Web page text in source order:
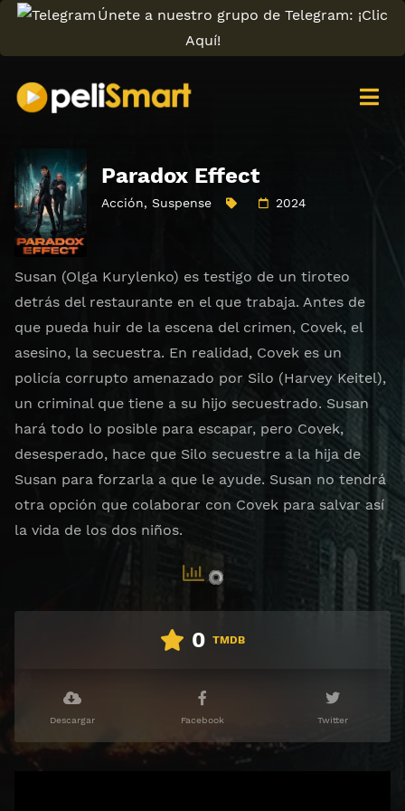
Únete a nuestro grupo de Telegram: ¡Clic
Aquí!
Paradox Effect
Acción, Suspense 2024
Susan (Olga Kurylenko) es testigo de un tiroteo
detrás del restaurante en el que trabaja. Antes de
que pueda huir de la escena del crimen, Covek, el
asesino, la secuestra. En realidad, Covek es un
policía corrupto amenazado por Silo (Harvey Keitel),
un criminal que tiene a su hijo secuestrado. Susan
hará todo lo posible para escapar, pero Covek,
desesperado, hace que Silo secuestre a la hija de
Susan para forzarla a que le ayude. Susan no tendrá
otra opción que colaborar con Covek para salvar así
la vida de los dos niños.
0 TMDB
Descargar Facebook Twitter